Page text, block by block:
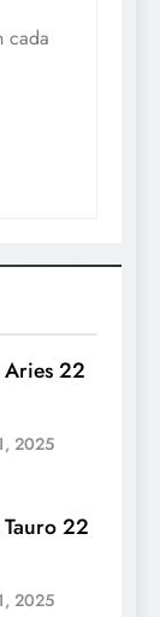
cada
22
2025
22
2025